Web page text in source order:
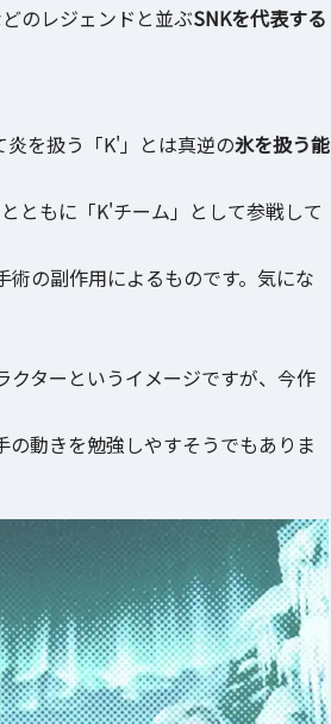
のレジェンドと並ぶSNKを代表する
炎を扱う「K'」とは真逆の氷を扱う能
ともに「K'チーム」として参戦して
の副作用によるものです。気にな
ターというイメージですが、今作
動きを勉強しやすそうでもありま